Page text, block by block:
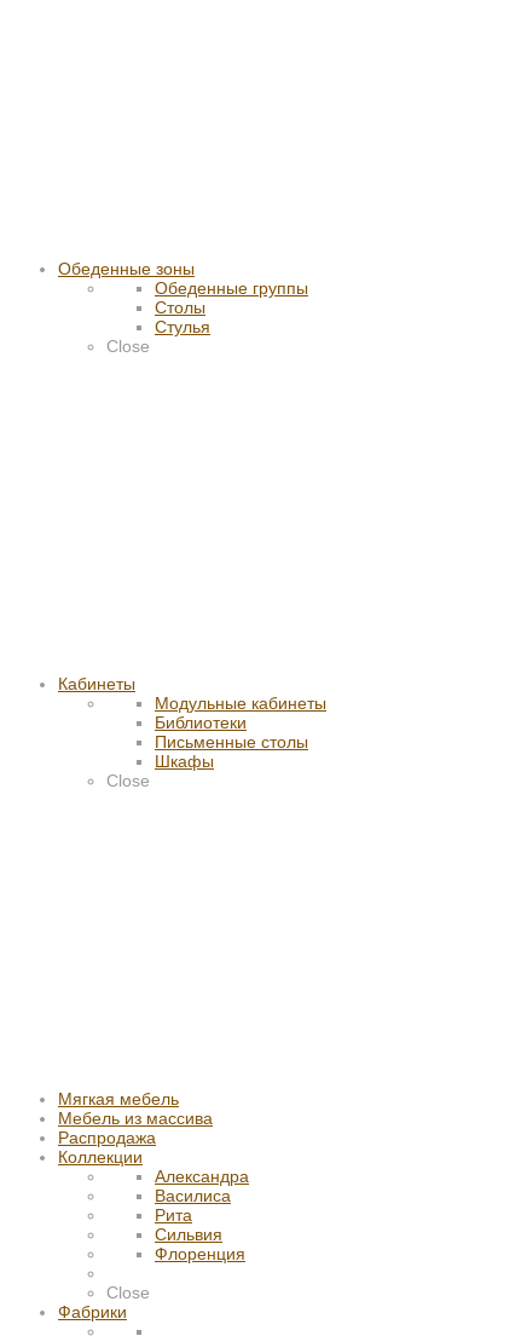
Обеденные зоны
Обеденные группы
Столы
Стулья
Close
Кабинеты
Модульные кабинеты
Библиотеки
Письменные столы
Шкафы
Close
Мягкая мебель
Мебель из массива
Распродажа
Коллекции
Александра
Василиса
Рита
Сильвия
Флоренция
Close
Фабрики